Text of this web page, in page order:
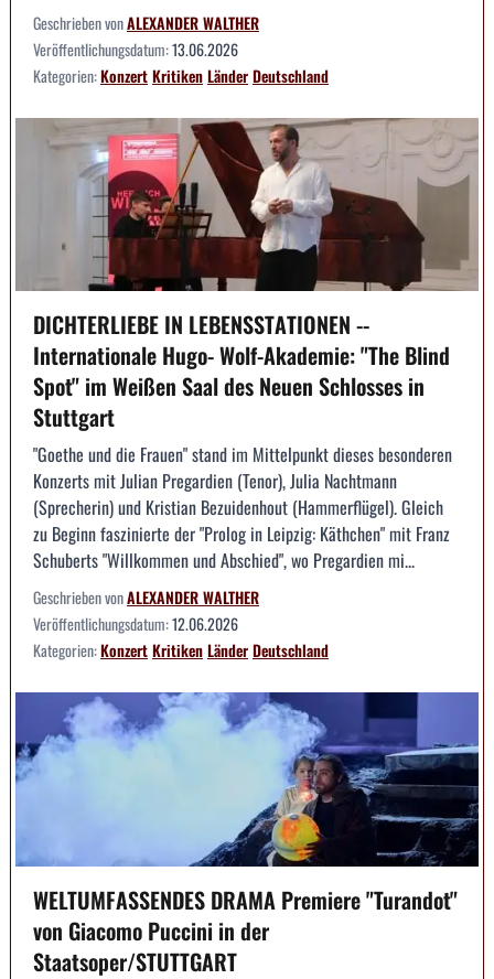
Geschrieben vonALEXANDER WALTHER
Veröffentlichungsdatum:13.06.2026
Kategorien:KonzertKritikenLänderDeutschland
DICHTERLIEBE IN LEBENSSTATIONEN --
Internationale Hugo- Wolf-Akademie: "The Blind
Spot" im Weißen Saal des Neuen Schlosses in
Stuttgart
"Goethe und die Frauen" stand im Mittelpunkt dieses besonderen
Konzerts mit Julian Pregardien (Tenor), Julia Nachtmann
(Sprecherin) und Kristian Bezuidenhout (Hammerflügel). Gleich
zu Beginn faszinierte der "Prolog in Leipzig: Käthchen" mit Franz
Schuberts "Willkommen und Abschied", wo Pregardien mi...
Geschrieben vonALEXANDER WALTHER
Veröffentlichungsdatum:12.06.2026
Kategorien:KonzertKritikenLänderDeutschland
WELTUMFASSENDES DRAMA Premiere "Turandot"
von Giacomo Puccini in der
Staatsoper/STUTTGART